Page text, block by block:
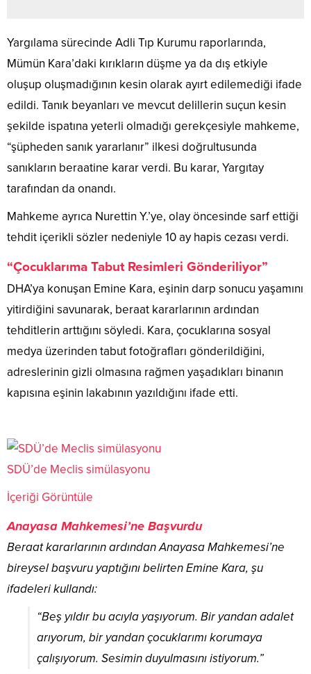
Yargılama sürecinde Adli Tıp Kurumu raporlarında,
Mümün Kara’daki kırıkların düşme ya da dış etkiyle
oluşup oluşmadığının kesin olarak ayırt edilemediği ifade
edildi. Tanık beyanları ve mevcut delillerin suçun kesin
şekilde ispatına yeterli olmadığı gerekçesiyle mahkeme,
“şüpheden sanık yararlanır” ilkesi doğrultusunda
sanıkların beraatine karar verdi. Bu karar, Yargıtay
tarafından da onandı.
Mahkeme ayrıca Nurettin Y.’ye, olay öncesinde sarf ettiği
tehdit içerikli sözler nedeniyle 10 ay hapis cezası verdi.
“Çocuklarıma Tabut Resimleri Gönderiliyor”
DHA’ya konuşan Emine Kara, eşinin darp sonucu yaşamını
yitirdiğini savunarak, beraat kararlarının ardından
tehditlerin arttığını söyledi. Kara, çocuklarına sosyal
medya üzerinden tabut fotoğrafları gönderildiğini,
adreslerinin gizli olmasına rağmen yaşadıkları binanın
kapısına eşinin lakabının yazıldığını ifade etti.
SDÜ’de Meclis simülasyonu
İçeriği Görüntüle
Anayasa Mahkemesi’ne Başvurdu
Beraat kararlarının ardından Anayasa Mahkemesi’ne
bireysel başvuru yaptığını belirten Emine Kara, şu
ifadeleri kullandı:
“Beş yıldır bu acıyla yaşıyorum. Bir yandan adalet
arıyorum, bir yandan çocuklarımı korumaya
çalışıyorum. Sesimin duyulmasını istiyorum.”